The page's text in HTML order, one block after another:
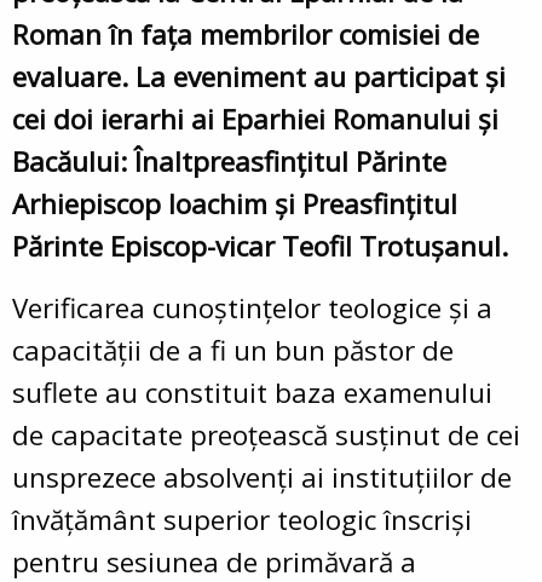
Roman în fața membrilor comisiei de
evaluare. La eveniment au participat și
cei doi ierarhi ai Eparhiei Romanului și
Bacăului: Înaltpreasfințitul Părinte
Arhiepiscop Ioachim și Preasfințitul
Părinte Episcop-vicar Teofil Trotușanul.
Verificarea cunoștințelor teologice și a
capacității de a fi un bun păstor de
suflete au constituit baza examenului
de capacitate preoțească susținut de cei
unsprezece absolvenți ai instituțiilor de
învățământ superior teologic înscriși
pentru sesiunea de primăvară a